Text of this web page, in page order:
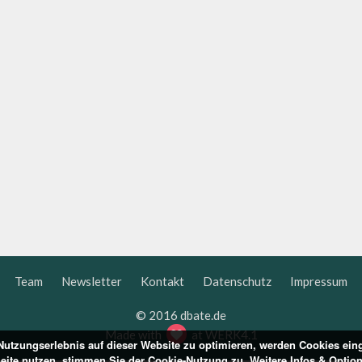
Team Newsletter Kontakt Datenschutz Impressum
© 2016 dbate.de
Made with
atWERK4.1
auf dieser Website zu optimieren, werden Cookies